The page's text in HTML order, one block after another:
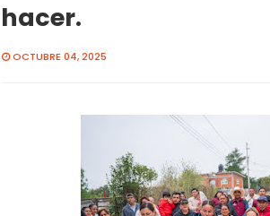
hacer.
OCTUBRE 04, 2025